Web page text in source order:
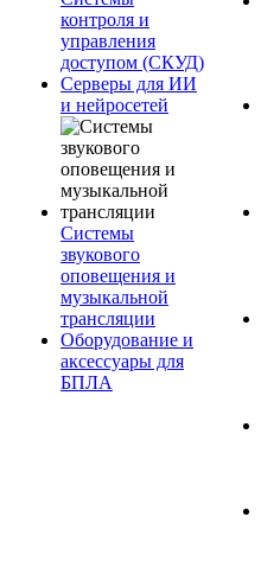
контроля и
управления
доступом (СКУД)
Серверы для ИИ
и нейросетей
Системы
звукового
оповещения и
музыкальной
трансляции
Оборудование и
аксессуары для
БПЛА